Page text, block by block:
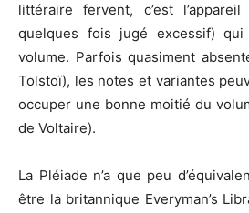
littéraire fervent, c’est
quelques fois jugé excessif) qui
volume. Parfois quasiment
Tolstoï), les notes et variantes
occuper une bonne moitié du
de Voltaire).
La Pléiade n’a que peu
être la britannique Everyman’s